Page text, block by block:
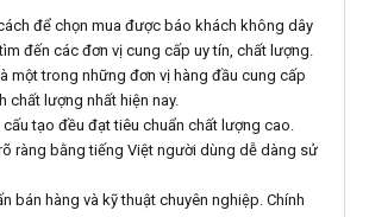
để chọn mua được báo khách không dây
đến các đơn vị cung cấp uy tín, chất lượng.
một trong những đơn vị hàng đầu cung cấp
chất lượng nhất hiện nay.
tạo đều đạt tiêu chuẩn chất lượng cao.
ràng bằng tiếng Việt người dùng dễ dàng sử
bán hàng và kỹ thuật chuyên nghiệp. Chính